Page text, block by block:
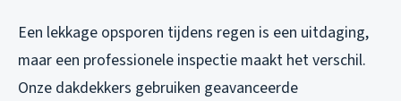
Een lekkage opsporen tijdens regen is een uitdaging,
maar een professionele inspectie maakt het verschil.
Onze dakdekkers gebruiken geavanceerde